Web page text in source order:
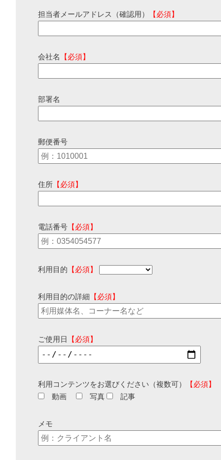
担当者メールアドレス（確認用） 【必須】
会社名 【必須】
部署名
郵便番号
住所 【必須】
電話番号 【必須】
利用目的 【必須】
利用目的の詳細 【必須】
ご使用日 【必須】
利用コンテンツをお選びください（複数可）
【必須】
動画
写真 記事
メモ